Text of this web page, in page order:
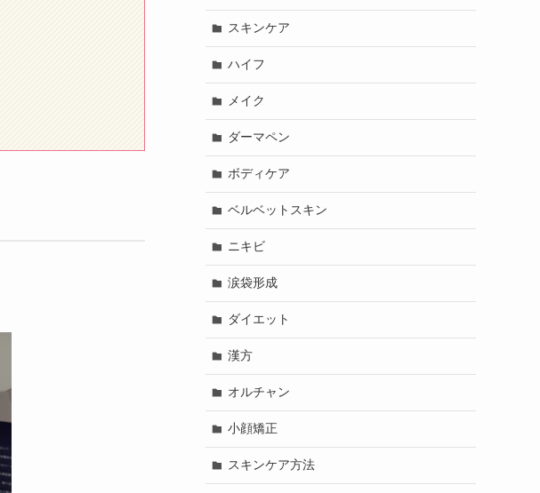
スキンケア
ハイフ
メイク
ダーマペン
ボディケア
ベルベットスキン
ニキビ
涙袋形成
ダイエット
漢方
オルチャン
小顔矯正
スキンケア方法